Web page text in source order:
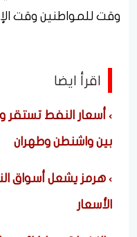
وقت للمواطنين وقت
اقرأ ايضا
أسعار النفط تستقر
بين واشنطن وطهران
هرمز يشعل أسواق
الأسعار